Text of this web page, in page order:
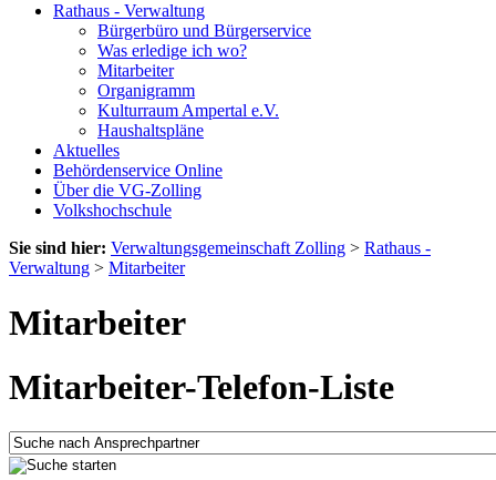
Rathaus - Verwaltung
Bürgerbüro und Bürgerservice
Was erledige ich wo?
Mitarbeiter
Organigramm
Kulturraum Ampertal e.V.
Haushaltspläne
Aktuelles
Behördenservice Online
Über die VG-Zolling
Volkshochschule
Sie sind hier: Verwaltungsgemeinschaft Zolling > Rathaus -
Verwaltung > Mitarbeiter
Mitarbeiter
Mitarbeiter-Telefon-Liste